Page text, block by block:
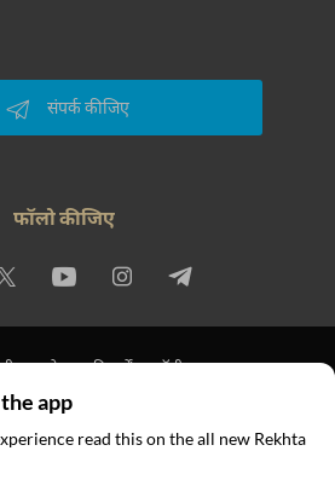
संपर्क कीजिए
फॉलो कीजिए
इस्तेमाल की शर्तें कॉपीराइट
Foundation. All rights reserved.
app
read this on the all new Rekhta